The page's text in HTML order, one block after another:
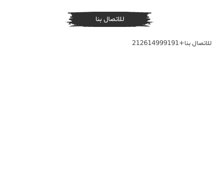
للاتصال بنا
للاتصال بنا+212614999191